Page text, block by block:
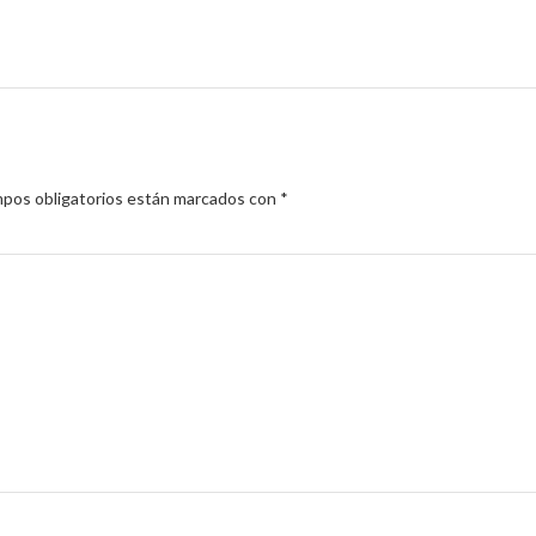
obligatorios están marcados con *